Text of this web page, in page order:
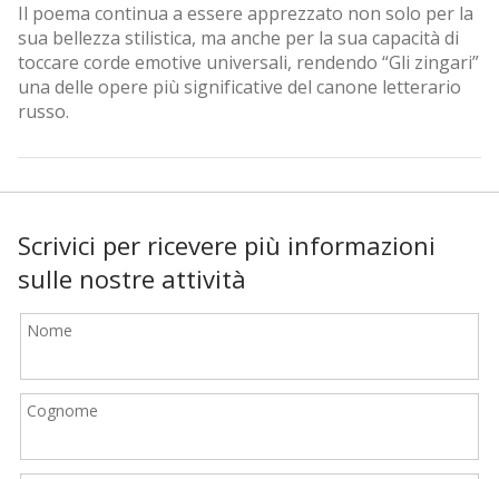
Il poema continua a essere apprezzato non solo per la
sua bellezza stilistica, ma anche per la sua capacità di
toccare corde emotive universali, rendendo “Gli zingari”
una delle opere più significative del canone letterario
russo.
Scrivici per ricevere più informazioni
sulle nostre attività
Nome
Cognome